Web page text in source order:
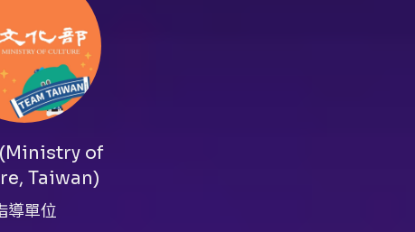
出，使得布袋戲不僅是傳統技藝的延伸，也是面向社會議題與
支持，作品中大量運用台語口白與道卡斯族語元素，強化語言
面，劇團採用鏡框式舞台構成，並運用移動式意象造景與道具
事的方式，讓觀眾在視覺上體驗聚落空間的生成與分裂。演出
與族群記憶的媒介，協助觀眾穿梭於歷史與當下之間。布袋戲
讓經典技藝在現代劇場裡獲得新的詮釋。 除了劇情與形式上的
袋戲與本土語言，這次以苗栗在地的平埔族群史料與口述傳統
劇體驗、語言聆聽與視覺想像，重新認識與反思地方歷史。演
文字幕），可協助不同語言背景的觀眾理解劇情與文本意涵。
袋戲舞台作品。它不僅呈現一段特定族群與地區的歷史記憶，
承。對關注本土文化保存、語言復振、以及想在當代劇場中看
(Ministry of
Taiwan)
導單位